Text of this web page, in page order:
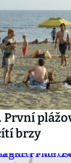
brzy